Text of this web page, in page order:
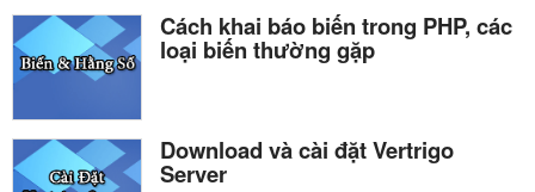
Cách khai báo biến trong PHP, các
loại biến thường gặp
Download và cài đặt Vertrigo
Server